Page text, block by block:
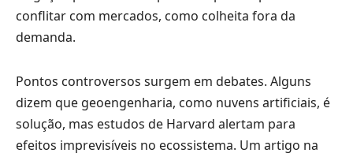
conflitar com mercados, como colheita fora da
demanda.
Pontos controversos surgem em debates. Alguns
dizem que geoengenharia, como nuvens artificiais, é
solução, mas estudos de Harvard alertam para
efeitos imprevisíveis no ecossistema. Um artigo na